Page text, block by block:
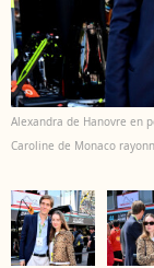
Alexandra de Hanovre en
Caroline de Monaco